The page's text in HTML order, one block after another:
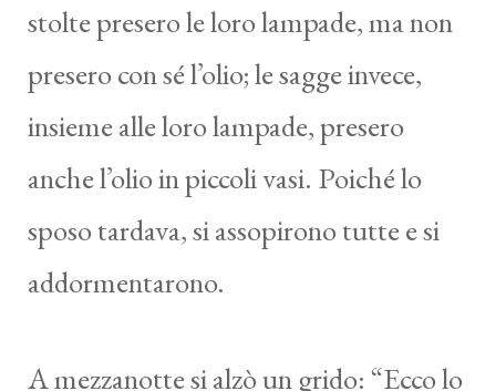
stolte presero le loro lampade, ma non
presero con sé l’olio; le sagge invece,
insieme alle loro lampade, presero
anche l’olio in piccoli vasi. Poiché lo
sposo tardava, si assopirono tutte e si
addormentarono.
A mezzanotte si alzò un grido: “Ecco lo